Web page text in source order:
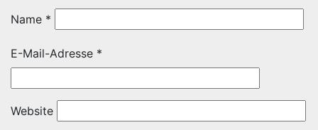
Name *
E-Mail-Adresse *
Website